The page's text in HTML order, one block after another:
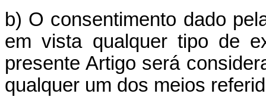
b) O consentimento dado
em vista qualquer tipo de
presente Artigo será
qualquer um dos meios